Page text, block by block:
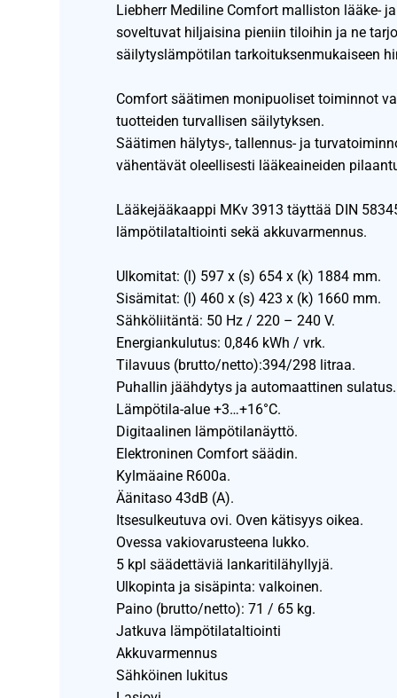
Liebherr Mediline Comfort malliston lääke-
soveltuvat hiljaisina pieniin tiloihin ja ne
säilytyslämpötilan tarkoituksenmukaiseen
Comfort säätimen monipuoliset toiminnot
tuotteiden turvallisen säilytyksen.
Säätimen hälytys-, tallennus- ja
vähentävät oleellisesti lääkeaineiden
Lääkejääkaappi MKv 3913 täyttää DIN
lämpötilataltiointi sekä akkuvarmennus.
Ulkomitat: (l) 597 x (s) 654 x (k) 1884 mm.
Sisämitat: (l) 460 x (s) 423 x (k) 1660 mm.
Sähköliitäntä: 50 Hz / 220 – 240 V.
Energiankulutus: 0,846 kWh / vrk.
Tilavuus (brutto/netto):394/298 litraa.
Puhallin jäähdytys ja automaattinen sulatus.
Lämpötila-alue +3…+16°C.
Digitaalinen lämpötilanäyttö.
Elektroninen Comfort säädin.
Kylmäaine R600a.
Äänitaso 43dB (A).
Itsesulkeutuva ovi. Oven kätisyys oikea.
Ovessa vakiovarusteena lukko.
5 kpl säädettäviä lankaritilähyllyjä.
Ulkopinta ja sisäpinta: valkoinen.
Paino (brutto/netto): 71 / 65 kg.
Jatkuva lämpötilataltiointi
Akkuvarmennus
Sähköinen lukitus